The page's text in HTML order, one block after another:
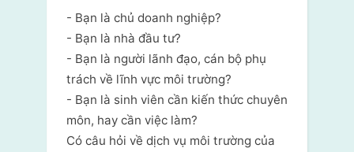
- Bạn là chủ doanh nghiệp?
- Bạn là nhà đầu tư?
- Bạn là người lãnh đạo, cán bộ phụ
trách về lĩnh vực môi trường?
- Bạn là sinh viên cần kiến thức chuyên
môn, hay cần việc làm?
Có câu hỏi về dịch vụ môi trường của